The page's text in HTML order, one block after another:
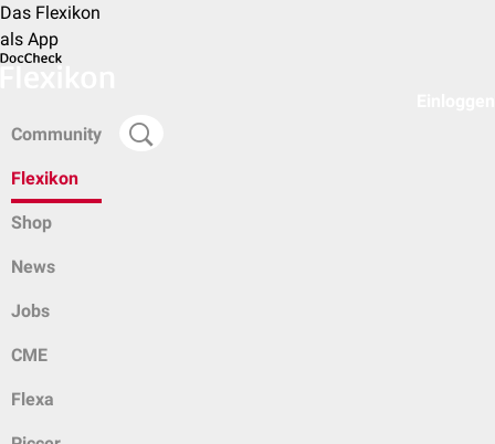
Das Flexikon
als App
Community
Flexikon
Shop
News
Jobs
CME
Flexa